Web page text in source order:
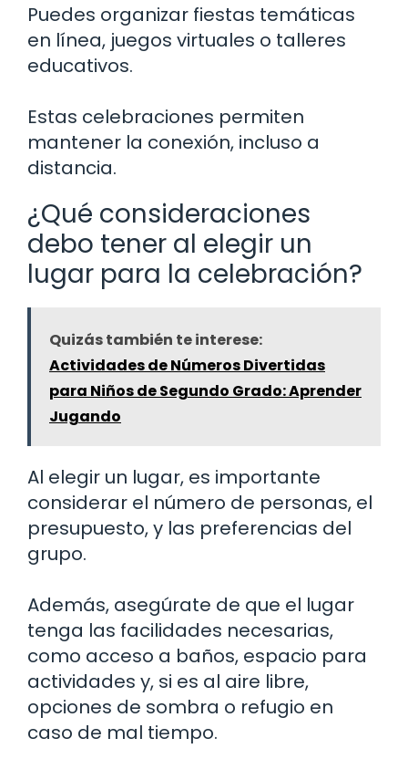
Puedes organizar fiestas temáticas
en línea, juegos virtuales o talleres
educativos.
Estas celebraciones permiten
mantener la conexión, incluso a
distancia.
¿Qué consideraciones
debo tener al elegir un
lugar para la celebración?
Quizás también te interese:
Actividades de Números Divertidas
para Niños de Segundo Grado: Aprender
Jugando
Al elegir un lugar, es importante
considerar el número de personas, el
presupuesto, y las preferencias del
grupo.
Además, asegúrate de que el lugar
tenga las facilidades necesarias,
como acceso a baños, espacio para
actividades y, si es al aire libre,
opciones de sombra o refugio en
caso de mal tiempo.